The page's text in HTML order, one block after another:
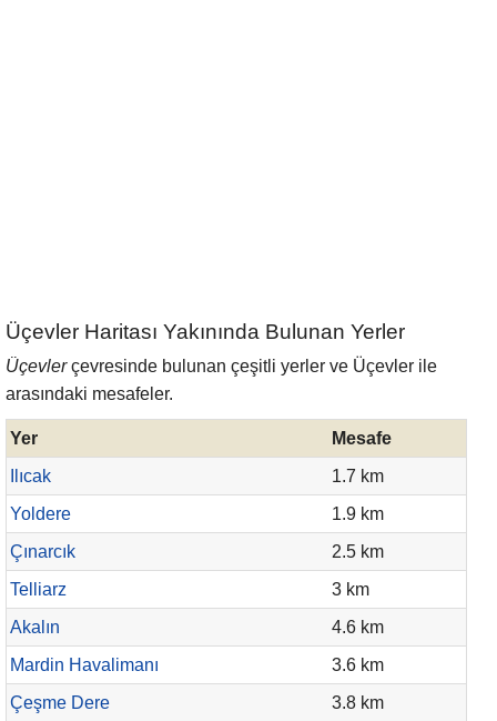
Üçevler Haritası Yakınında Bulunan Yerler
Üçevlerçevresinde bulunan çeşitli yerler ve Üçevler ile
arasındaki mesafeler.
Yer
Mesafe
Ilıcak
1.7 km
Yoldere
1.9 km
Çınarcık
2.5 km
Telliarz
3 km
Akalın
4.6 km
Mardin Havalimanı
3.6 km
Çeşme Dere
3.8 km